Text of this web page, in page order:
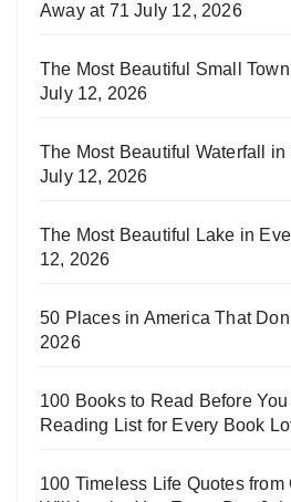
Away at 71 July 12, 2026
The Most Beautiful Small
July 12, 2026
The Most Beautiful Waterfall in
July 12, 2026
The Most Beautiful Lake in
12, 2026
50 Places in America That
2026
100 Books to Read Before
Reading List for Every Book
100 Timeless Life Quotes from